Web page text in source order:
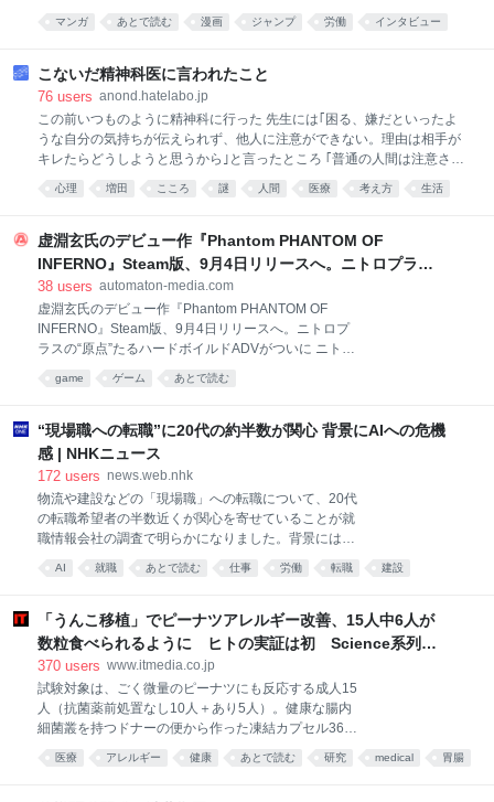
「播磨国揖東西両郡素麺営業組合」は明治20年に誕生
る。組
グ漫画『令和のおもちゃ ウーピン』を連載する大石浩
二氏。8月4日には、上記2作品の第1巻が同時発売され
は『いぬまるだしっ』など、『週刊少年ジャンプ』連
載陣だったことでも知られる両氏に、過酷すぎる当時
の週刊連載について振り返ってもらった。 ──お二人
はかねてから親交が深いんですよね。先日も大石先生
がXに投稿した、つの丸先生の写真がネットで大きな
ャグ漫画の審査会である手塚賞・赤塚賞の受賞者と撮
言われまして。だから偶然写り込んだつの丸先生をダ
シに「先生に許可を取らずに勝手に上げてしまったの
で消し
マンガ あとで読む 漫画 ジャンプ 労働 インタビュー
こないだ精神科医に言われたこと
76 users anond.hatelabo.jp
この前いつものように精神科に行った 先生には｢困る、嫌だといったよ
うな自分の気持ちが伝えられず、他人に注意ができない。理由は相手が
キレたらどうしようと思うから｣と言ったところ ｢普通の人間は注意され
たところでキレません、そう思うのは貴方が注意されたらキレる人間か
らです｣と言われた また行こうと思う
心理 増田 こころ 謎 人間 医療 考え方 生活
虚淵玄氏のデビュー作『Phantom PHANTOM OF
INFERNO』Steam版、9月4日リリースへ。ニトロプラス
の“原点”たるハードボイルドADVがついに - AUTOMATON
38 users automaton-media.com
虚淵玄氏のデビュー作『Phantom PHANTOM OF
INFERNO』Steam版、9月4日リリースへ。ニトロプ
ラスの“原点”たるハードボイルドADVがついに ニトロ
プラスのブランド「ニトロオリジン」は8月7日、
『Phantom PHANTOM OF INFERNO』Steam版を9月
ンド「ニトロオリジン」は8月7日、『Phantom
PHANTOM OF INFERNO（ファントム ファントム オ
ブ インフェルノ）』Steam版を9月4日にリリースする
税込3500円。本作がSteamからもプレイ可能になるよ
うだ。 元となる『Phantom PHANTOM OF
INFERNO』は、2000年にニトロプラスより発売され
た、18禁のハードボイルドADVである。本作の舞台で
game ゲーム あとで読む
“現場職への転職”に20代の約半数が関心 背景にAIへの危機
感 | NHKニュース
172 users news.web.nhk
物流や建設などの「現場職」への転職について、20代
の転職希望者の半数近くが関心を寄せていることが就
職情報会社の調査で明らかになりました。背景にはデ
スクワークなどの「事務職」がAIに代替される危機感
AI 就職 あとで読む 仕事 労働 転職 建設
「うんこ移植」でピーナツアレルギー改善、15人中6人が
数粒食べられるように ヒトの実証は初 Science系列誌
掲載
370 users www.itmedia.co.jp
試験対象は、ごく微量のピーナツにも反応する成人15
人（抗菌薬前処置なし10人＋あり5人）。健康な腸内
細菌叢を持つドナーの便から作った凍結カプセル36個
を、数時間かけて服用してもらった。 その結果、4カ
月後に調査で、10人中3人がピーナツを数粒食べられ
医療 アレルギー 健康 あとで読む 研究 medical 胃腸